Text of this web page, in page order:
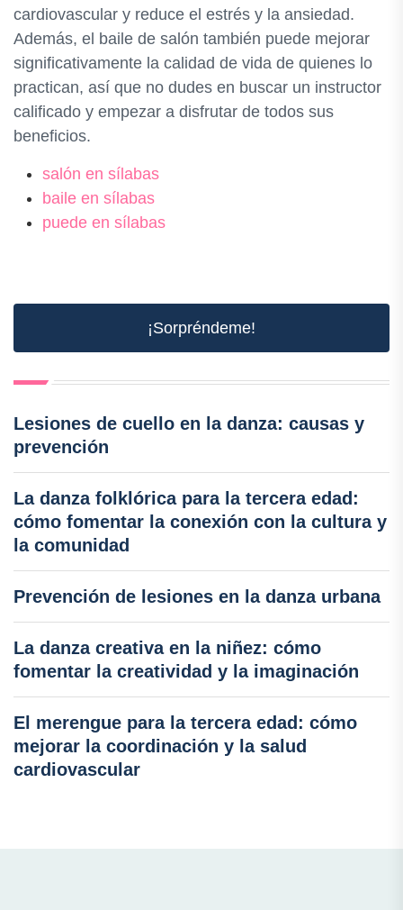
cardiovascular y reduce el estrés y la ansiedad.
Además, el baile de salón también puede mejorar
significativamente la calidad de vida de quienes lo
practican, así que no dudes en buscar un instructor
calificado y empezar a disfrutar de todos sus
beneficios.
salón en sílabas
baile en sílabas
puede en sílabas
¡Sorpréndeme!
Lesiones de cuello en la danza: causas y
prevención
La danza folklórica para la tercera edad:
cómo fomentar la conexión con la cultura y
la comunidad
Prevención de lesiones en la danza urbana
La danza creativa en la niñez: cómo
fomentar la creatividad y la imaginación
El merengue para la tercera edad: cómo
mejorar la coordinación y la salud
cardiovascular